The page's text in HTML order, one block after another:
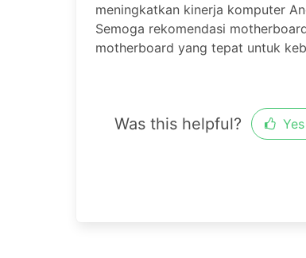
meningkatkan kinerja komputer
Semoga rekomendasi
motherboard yang tepat untuk
Was this helpful? Yes